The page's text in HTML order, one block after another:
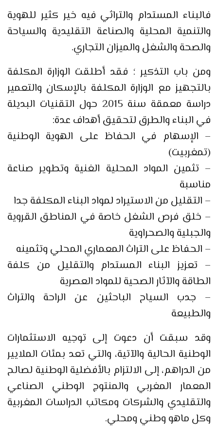
فالبناء المستدام والتراثي فيه خير كثير للهوية
والتنمية المحلية والصناعة التقليدية والسياحة
والصحة والشغل والميزان التجاري.
ومن باب التذكير ؛ فقد أطلقت الوزارة المكلفة
بالتجهيز مع الوزارة المكلفة بالإسكان والتعمير
دراسة معمقة سنة 2015 حول التقنيات البديلة
في البناء والطرق لتحقيق أهداف عدة:
– الإسهام في الحفاظ على الهوية الوطنية
(تمغربيت)
– تثمين المواد المحلية الغنية وتطوير صناعة
مناسبة
– التقليل من الاستيراد لمواد البناء المكلفة جدا
– خلق فرص الشغل خاصة في المناطق القروية
والجبلية والصحراوية
– الحفاظ على التراث المعماري المحلي وتثمينه
– تعزيز البناء المستدام والتقليل من كلفة
الطاقة والآثار الصحية للمواد العصرية
– جدب السياح الباحثين عن الراحة والتراث
والطبيعة
وقد سبقت أن دعوت إلى توجيه الاستثمارات
الوطنية الحالية والآتية، والتي تعد بمئات الملايير
من الدراهم، إلى الالتزام بالأفضلية الوطنية لصالح
المعمار المغربي والمنتوج الوطني الصناعي
والتقليدي والشركات ومكاتب الدراسات المغربية
وكل ماهو وطني ومحلي.